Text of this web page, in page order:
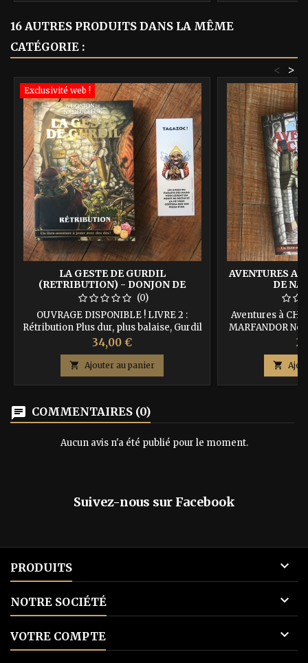
16 AUTRES PRODUITS DANS LA MÊME
CATÉGORIE :
>
<
Exclusivité web !
LA GESTE DE GURDIL
(RETRIBUTION) - DONJON DE
NAHEULBEUK
(0)
OUVRAGE DISPONIBLE ! LIVRE 2 :
Rétribution Plus dur, plus balaise, Gurdil
revient pour une seconde aventure et il
est pas content de sa balade en forêt… 1
(UN) exemplaire du livre dont vous êtes
le héros, sur papier de qualité, cousu,
avec couverture au lettrage doré. Vous
de dés, les marque-pages qui vous...
Prix
34,00 €
 Ajouter au panier
AVENTURES A
DE
Aventures à
MARFANDOR
aventurier
exemplaire du
héros, sur
cousue. Vous
pages qui vous

chat COMMENTAIRES (0)
Aucun avis n'a été publié pour le moment.
Suivez-nous sur Facebook
PRODUITS 
NOTRE SOCIÉTÉ 
VOTRE COMPTE 